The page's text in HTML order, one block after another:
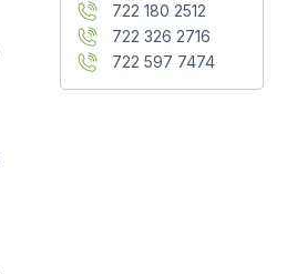
722 180 2512
722 326 2716
722 597 7474